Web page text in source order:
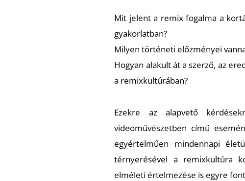
Mit jelent a remix fogalma a
gyakorlatban?
Milyen történeti előzményei
Hogyan alakult át a szerző, az
a remixkultúrában?
Ezekre az alapvető
videoművészetben című
egyértelműen mindennapi
térnyerésével a remixkultúra
elméleti értelmezése is egyre